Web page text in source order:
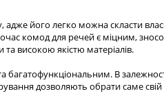
адже його легко можна скласти
комод для речей є міцним,
високою якістю матеріалів.
В
дозволяють обрати саме